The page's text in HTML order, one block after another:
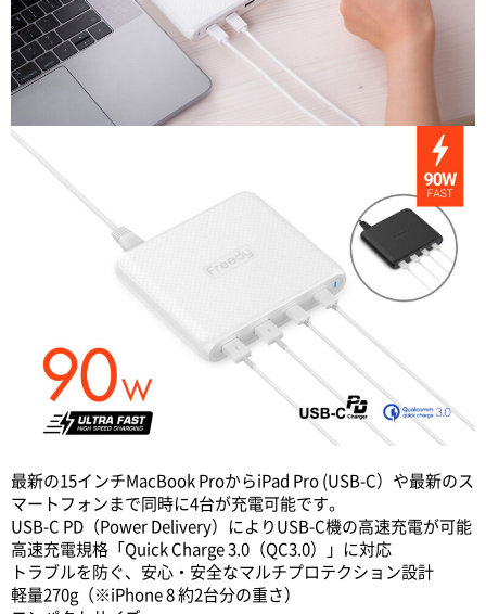
最新の15インチMacBook ProからiPad Pro (USB-C）や最新のス
マートフォンまで同時に4台が充電可能です。
USB-C PD（Power Delivery）によりUSB-C機の高速充電が可能
高速充電規格「Quick Charge 3.0（QC3.0）」に対応
トラブルを防ぐ、安心・安全なマルチプロテクション設計
軽量270g（※iPhone 8 約2台分の重さ）